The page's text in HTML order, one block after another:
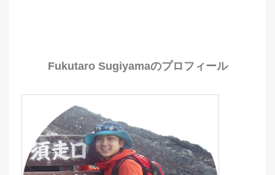
Fukutaro Sugiyamaのプロフィール